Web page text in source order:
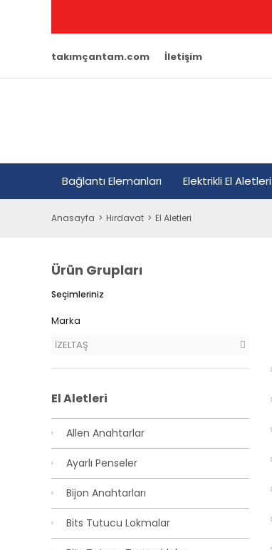
takımçantam.com İletişim
Bağlantı Elemanları Elektrikli El Aletleri
Anasayfa Hırdavat El Aletleri
Ürün Grupları
Seçimleriniz
Marka
İZELTAŞ
El Aletleri
Allen Anahtarlar
Ayarlı Penseler
Bijon Anahtarları
Bits Tutucu Lokmalar